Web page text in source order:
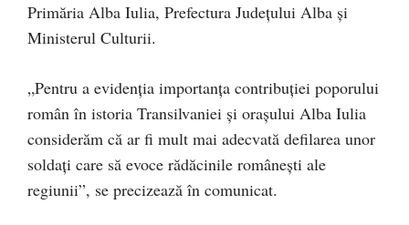
Primăria Alba Iulia, Prefectura Județului Alba și
Ministerul Culturii.
„Pentru a evidenția importanța contribuției poporului
român în istoria Transilvaniei și orașului Alba Iulia
considerăm că ar fi mult mai adecvată defilarea unor
soldați care să evoce rădăcinile românești ale
regiunii”, se precizează în comunicat.